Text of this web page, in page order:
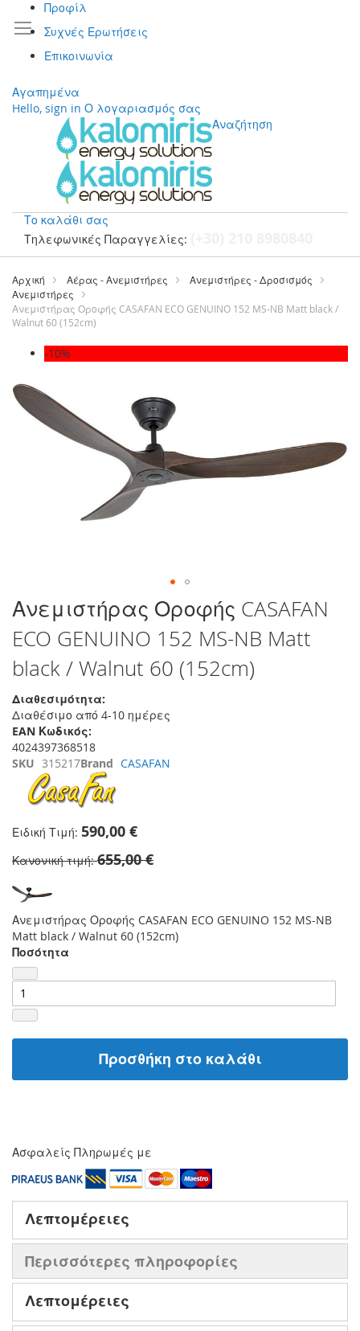
Προφίλ
Συχνές Ερωτήσεις
Επικοινωνία
Αγαπημένα
Hello, sign in Ο λογαριασμός σας
Αναζήτηση
Το καλάθι σας
Τηλεφωνικές Παραγγελίες:
Μετάβαση
περιεχόμενο
Αρχική Αέρας - Ανεμιστήρες
Ανεμιστήρες - Δροσισμός
Ανεμιστήρες
Ανεμιστήρας Οροφής CASAFAN ECO GENUINO 152 MS-NB Matt black /
Walnut 60 (152cm)
Μετάβαση
τέλος
της
συλλογής
εικόνων
-10%
Μετάβαση
στην
αρχή
της
συλλογής
εικόνων
Ανεμιστήρας Οροφής CASAFAN
ECO GENUINO 152 MS-NB Matt
black / Walnut 60 (152cm)
Διαθεσιμότητα:
Διαθέσιμο από 4-10 ημέρες
EAN Κωδικός:
4024397368518
SKU 315217Brand CASAFAN
Ειδική Τιμή 590,00 €
Κανονική τιμή 655,00 €
Ανεμιστήρας Οροφής CASAFAN ECO GENUINO 152 MS-NB
Matt black / Walnut 60 (152cm)
Ποσότητα
Προσθήκη στο καλάθι
Ασφαλείς Πληρωμές με
Λεπτομέρειες
Περισσότερες πληροφορίες
Λεπτομέρειες